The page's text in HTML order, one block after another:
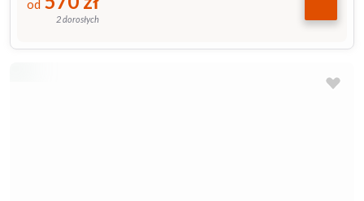
od
2 dorosłych